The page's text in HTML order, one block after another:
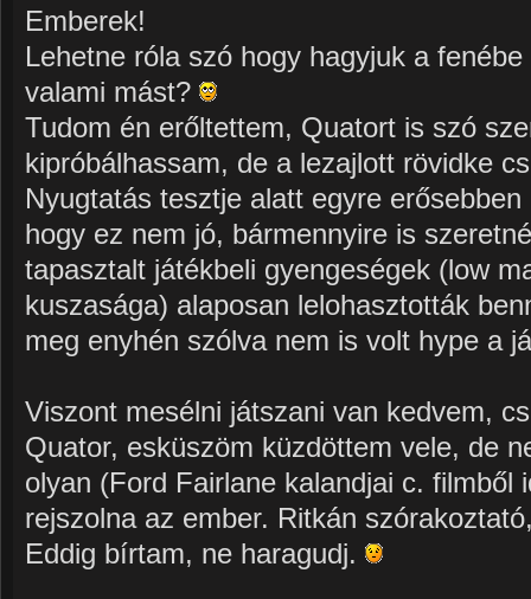
Emberek!
Lehetne róla szó hogy hagyjuk a
valami mást?
Tudom én erőltettem, Quatort is szó
kipróbálhassam, de a lezajlott rövidke
Nyugtatás tesztje alatt egyre
hogy ez nem jó, bármennyire is
tapasztalt játékbeli gyengeségek (low
kuszasága) alaposan lelohasztották
meg enyhén szólva nem is volt hype a
Viszont mesélni játszani van kedvem,
Quator, esküszöm küzdöttem vele, de
olyan (Ford Fairlane kalandjai c. filmből
rejszolna az ember. Ritkán
Eddig bírtam, ne haragudj.